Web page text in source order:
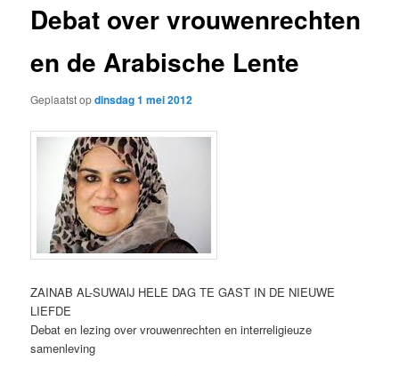
Debat over vrouwenrechten
en de Arabische Lente
Geplaatst opdinsdag 1 mei 2012
ZAINAB AL-SUWAIJ HELE DAG TE GAST IN DE NIEUWE
LIEFDE
Debat en lezing over vrouwenrechten en interreligieuze
samenleving